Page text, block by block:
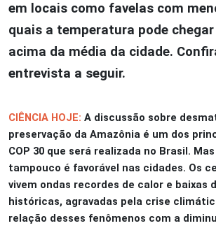
em locais como favelas com
quais a temperatura pode
acima da média da cidade.
entrevista a seguir.
CIÊNCIA HOJE: A discussão sobre
preservação da Amazônia é um dos
COP 30 que será realizada no Brasil.
tampouco é favorável nas cidades. Os
vivem ondas recordes de calor e baixas
históricas, agravadas pela crise
relação desses fenômenos com a